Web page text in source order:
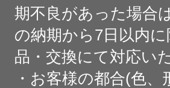
期不良があった場合
の納期から7日以内
品・交換にて対応い
・お客様の都合(色、